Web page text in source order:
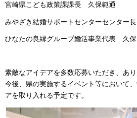
宮崎県こども政策課課長 久保範通
みやざき結婚サポートセンターセンター長
ひなたの良縁グループ婚活事業代表 久
素敵なアイデアを多数応募いただき、あり
今後、県の実施するイベント等において
アを取り入れる予定です。